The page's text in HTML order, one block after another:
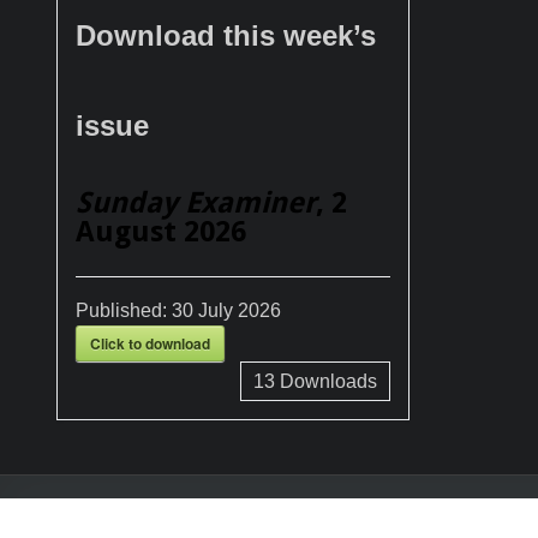
Download this week’s
issue
Sunday Examiner, 2
August 2026
Published: 30 July 2026
Click to download
13Downloads